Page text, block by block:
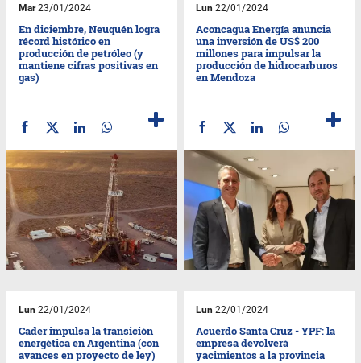
Mar23/01/2024
En diciembre, Neuquén logra
récord histórico en
producción de petróleo (y
mantiene cifras positivas en
gas)
Lun 22/01/2024
Aconcagua Energía anuncia
una inversión de US$ 200
millones para impulsar la
producción de hidrocarburos
en Mendoza
Lun 22/01/2024
Cader impulsa la transición
energética en Argentina (con
avances en proyecto de ley)
Lun 22/01/2024
Acuerdo Santa Cruz - YPF: la
empresa devolverá
yacimientos a la provincia